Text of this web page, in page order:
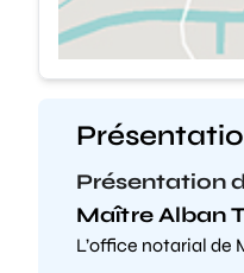
Présentation
Maître Alban
L’office notarial de